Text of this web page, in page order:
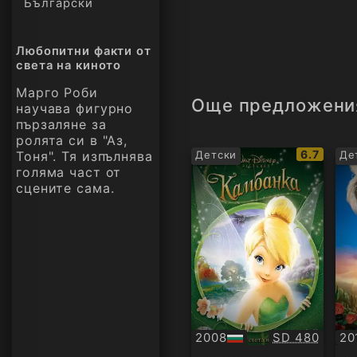
Български
Любопитни факти от
света на киното
Марго Роби
научава фигурно
пързаляне за
ролята си в "Аз,
Тоня". Тя изпълнява
голяма част от
сцените сама.
Още
Детски
IMDb
рейтинг:
6.7
2008
БГ
Качество:
SD 480
БГ